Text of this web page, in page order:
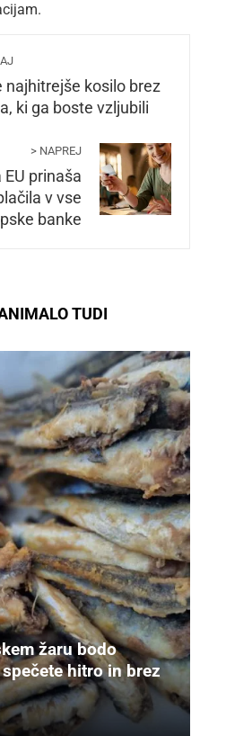
najhitrejše kosilo brez
ki ga boste vzljubili
> NAPREJ
EU prinaša
v vse
banke
TUDI
žaru bodo
hitro in brez